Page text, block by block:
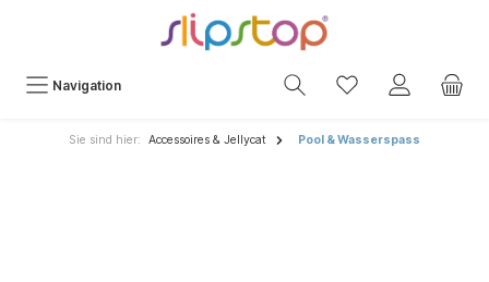
Navigation
Sie sind hier: Accessoires & Jellycat Pool & Wasserspass